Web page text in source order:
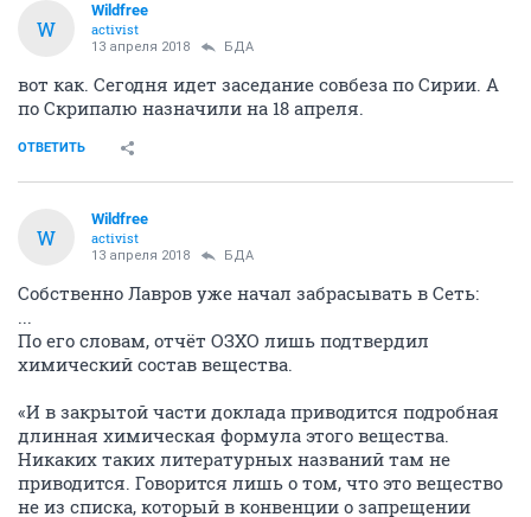
W
Wildfree
activist
13 апреля 2018 БДА
вот как. Сегодня идет заседание совбеза по Сирии. А
по Скрипалю назначили на 18 апреля.
ОТВЕТИТЬ
W
Wildfree
activist
13 апреля 2018 БДА
Собственно Лавров уже начал забрасывать в Сеть:
...
По его словам, отчёт ОЗХО лишь подтвердил
химический состав вещества.
«И в закрытой части доклада приводится подробная
длинная химическая формула этого вещества.
Никаких таких литературных названий там не
приводится. Говорится лишь о том, что это вещество
не из списка, который в конвенции о запрещении